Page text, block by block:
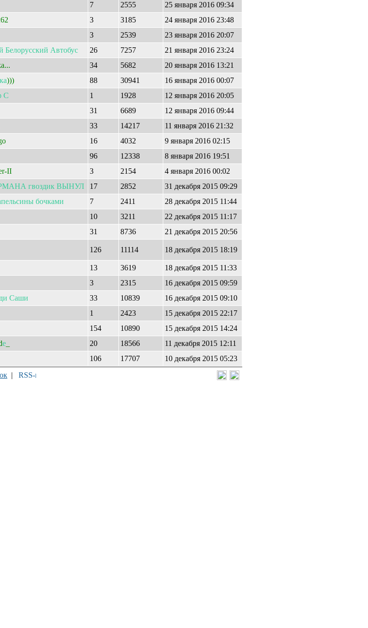
7 2555
25 января 2016 09:34
3 3185
24 января 2016 23:48
3 2539
23 января 2016 20:07
Белорусский Автобус 26 7257
21 января 2016 23:24
34 5682
20 января 2016 13:21
))) 88 30941
16 января 2016 00:07
С 1 1928
12 января 2016 20:05
31 6689
12 января 2016 09:44
33 14217
11 января 2016 21:32
16 4032
9 января 2016 02:15
96 12338
8 января 2016 19:51
II 3 2154
4 января 2016 00:02
гвоздик ВЫНУЛ 17 2852
31 декабря 2015 09:29
бочками 7 2411
28 декабря 2015 11:44
10 3211
22 декабря 2015 11:17
31 8736
21 декабря 2015 20:56
126 11114 18 декабря 2015 18:19
13 3619
18 декабря 2015 11:33
3 2315
16 декабря 2015 09:59
Саши 33 10839
16 декабря 2015 09:10
1 2423
15 декабря 2015 22:17
154 10890
15 декабря 2015 14:24
е 20 18566
11 декабря 2015 12:11
106 17707
10 декабря 2015 05:23
|